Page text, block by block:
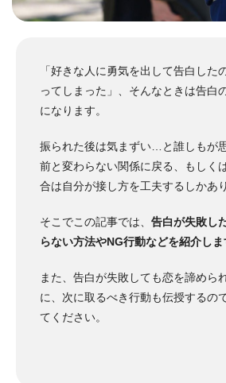
「好きな人に勇気を出して告白した
ってしまった」、そんなときは告白
になります。
振られた後は気まずい…と誰しもが
前と変わらない関係に戻る、もしく
合は自分が接し方を工夫するしかあ
そこでこの記事では、 告白が失敗し
らない方法やNG行動などを紹介しま
また、告白が失敗しても恋を諦めら
に、次に取るべき行動も伝授するの
てください。